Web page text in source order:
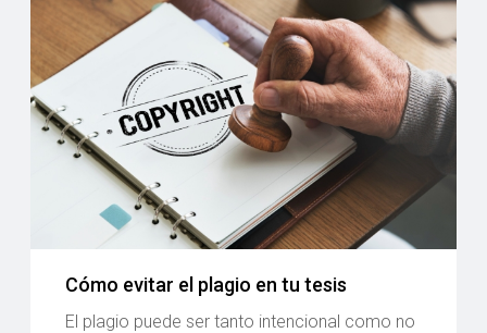
Cómo evitar el plagio en tu tesis
El plagio puede ser tanto intencional como no